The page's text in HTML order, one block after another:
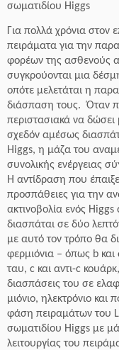
σωματιδίου Higgs
Για πολλά χρόνια στον
πειράματα για την
φορέων της ασθενούς
συγκρούονται μια
οπότε μελετάται η
διάσπαση τους. Όταν
περιστασιακά να δώσει
σχεδόν αμέσως
Higgs, η μάζα του
συνολικής ενέργειας
Η αντίδραση που
προσπάθειες για την
ακτινοβολία ενός
διασπάται σε δύο
με αυτό τον τρόπο θα
φερμιόνια – όπως b και
ταυ, c και αντι-c
διασπάσεις του σε
μιόνιο, ηλεκτρόνιο και
φάση πειραμάτων του
σωματιδίου Higgs με
λειτουργίας του